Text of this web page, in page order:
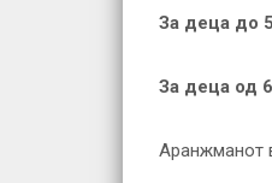
За деца до
За деца од
Аранжманот